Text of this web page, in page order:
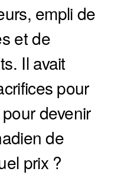
empli de
et de
Il avait
pour
devenir
de
prix ?